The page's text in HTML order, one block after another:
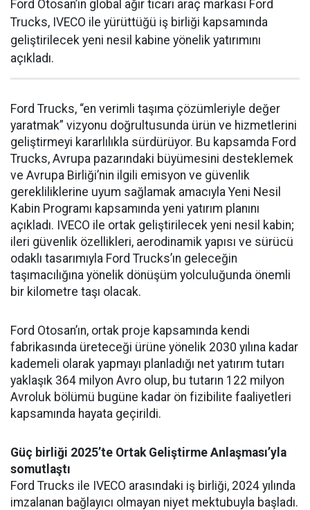
Ford Otosan’ın global ağır ticari araç markası Ford
Trucks, IVECO ile yürüttüğü iş birliği kapsamında
geliştirilecek yeni nesil kabine yönelik yatırımını
açıkladı.
Ford Trucks, “en verimli taşıma çözümleriyle değer
yaratmak” vizyonu doğrultusunda ürün ve hizmetlerini
geliştirmeyi kararlılıkla sürdürüyor. Bu kapsamda Ford
Trucks, Avrupa pazarındaki büyümesini desteklemek
ve Avrupa Birliği’nin ilgili emisyon ve güvenlik
gerekliliklerine uyum sağlamak amacıyla Yeni Nesil
Kabin Programı kapsamında yeni yatırım planını
açıkladı. IVECO ile ortak geliştirilecek yeni nesil kabin;
ileri güvenlik özellikleri, aerodinamik yapısı ve sürücü
odaklı tasarımıyla Ford Trucks’ın geleceğin
taşımacılığına yönelik dönüşüm yolculuğunda önemli
bir kilometre taşı olacak.
Ford Otosan’ın, ortak proje kapsamında kendi
fabrikasında üreteceği ürüne yönelik 2030 yılına kadar
kademeli olarak yapmayı planladığı net yatırım tutarı
yaklaşık 364 milyon Avro olup, bu tutarın 122 milyon
Avroluk bölümü bugüne kadar ön fizibilite faaliyetleri
kapsamında hayata geçirildi.
Güç birliği 2025’te Ortak Geliştirme Anlaşması’yla
somutlaştı
Ford Trucks ile IVECO arasındaki iş birliği, 2024 yılında
imzalanan bağlayıcı olmayan niyet mektubuyla başladı.